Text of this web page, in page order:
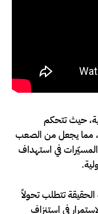
حيث تتحكم
مما يجعل من الصعب
المسيّرات في استهداف
تتطلب تحولاً
في استنزاف